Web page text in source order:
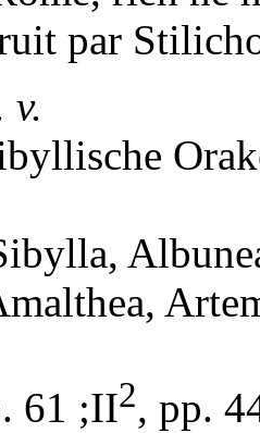
par
v.
61 ;II2, pp.